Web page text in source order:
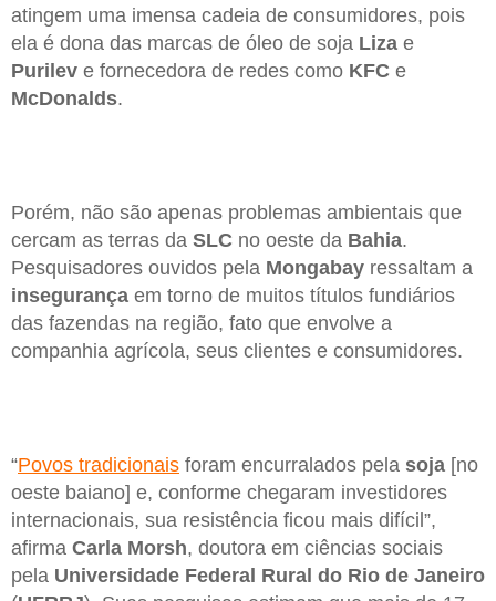
atingem uma imensa cadeia de consumidores, pois
ela é dona das marcas de óleo de soja Liza e
Purilev e fornecedora de redes como KFC e
McDonalds.
Porém, não são apenas problemas ambientais que
cercam as terras da SLC no oeste da Bahia.
Pesquisadores ouvidos pela Mongabay ressaltam a
insegurança em torno de muitos títulos fundiários
das fazendas na região, fato que envolve a
companhia agrícola, seus clientes e consumidores.
“Povos tradicionais foram encurralados pela soja [no
oeste baiano] e, conforme chegaram investidores
internacionais, sua resistência ficou mais difícil”,
afirma Carla Morsh, doutora em ciências sociais
pela Universidade Federal Rural do Rio de Janeiro